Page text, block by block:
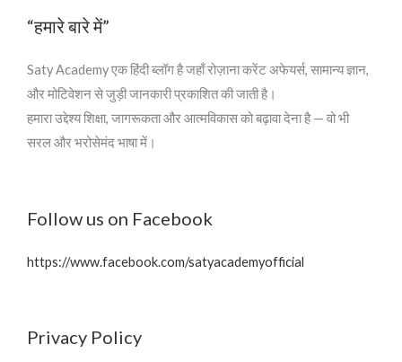
“हमारे बारे में”
Saty Academy एक हिंदी ब्लॉग है जहाँ रोज़ाना करेंट अफेयर्स, सामान्य ज्ञान,
और मोटिवेशन से जुड़ी जानकारी प्रकाशित की जाती है।
हमारा उद्देश्य शिक्षा, जागरूकता और आत्मविकास को बढ़ावा देना है — वो भी
सरल और भरोसेमंद भाषा में।
Follow us on Facebook
https://www.facebook.com/satyacademyofficial
Privacy Policy